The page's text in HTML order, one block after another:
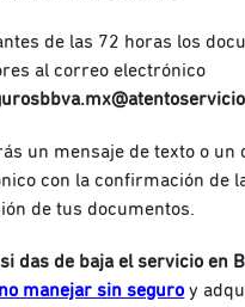
de las 72 horas los
al correo electrónico
un mensaje de texto o un
con la confirmación de
de tus documentos.
si das de baja el servicio en
no manejar sin seguro y